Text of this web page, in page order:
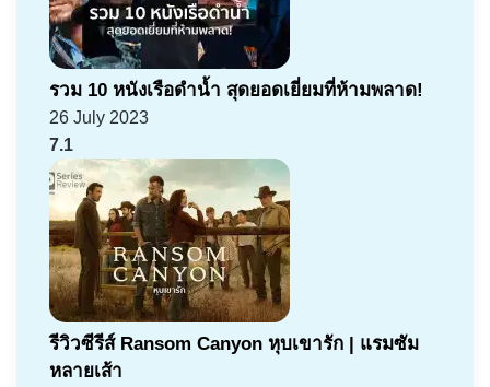
รวม 10 หนังเรือดำน้ำ สุดยอดเยี่ยมที่ห้ามพลาด!
26 July 2023
7.1
รีวิวซีรีส์ Ransom Canyon หุบเขารัก | แรมซัม
หลายเส้า